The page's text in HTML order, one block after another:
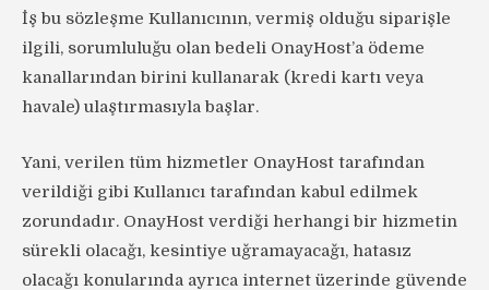
İş bu sözleşme Kullanıcının, vermiş olduğu siparişle
ilgili, sorumluluğu olan bedeli OnayHost’a ödeme
kanallarından birini kullanarak (kredi kartı veya
havale) ulaştırmasıyla başlar.
Yani, verilen tüm hizmetler OnayHost tarafından
verildiği gibi Kullanıcı tarafından kabul edilmek
zorundadır. OnayHost verdiği herhangi bir hizmetin
sürekli olacağı, kesintiye uğramayacağı, hatasız
olacağı konularında ayrıca internet üzerinde güvende